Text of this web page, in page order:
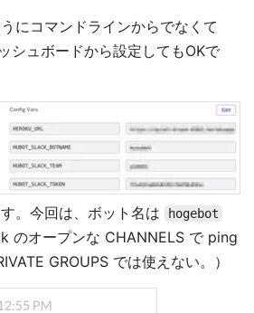
にコマンドラインからでなくて
シュボードから設定してもOKで
。今回は、ボット名は hogebot
のオープンな CHANNELS で ping
GROUPS では使えない。）